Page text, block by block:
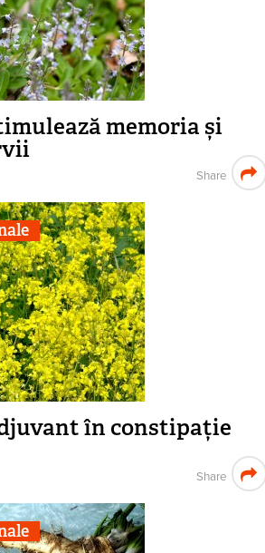
memoria și
Share
în constipație
Share